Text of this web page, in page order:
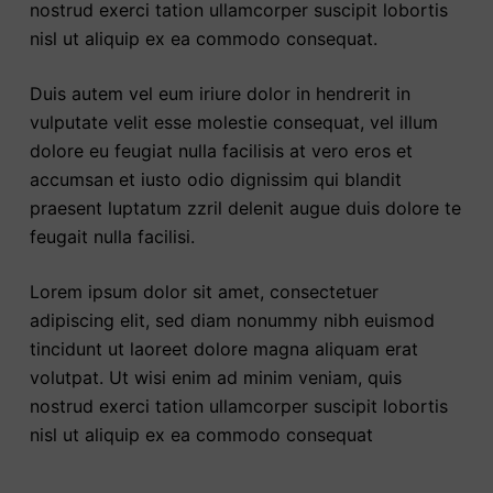
nostrud exerci tation ullamcorper suscipit lobortis
nisl ut aliquip ex ea commodo consequat.
Duis autem vel eum iriure dolor in hendrerit in
vulputate velit esse molestie consequat, vel illum
dolore eu feugiat nulla facilisis at vero eros et
accumsan et iusto odio dignissim qui blandit
praesent luptatum zzril delenit augue duis dolore te
feugait nulla facilisi.
Lorem ipsum dolor sit amet, consectetuer
adipiscing elit, sed diam nonummy nibh euismod
tincidunt ut laoreet dolore magna aliquam erat
volutpat. Ut wisi enim ad minim veniam, quis
nostrud exerci tation ullamcorper suscipit lobortis
nisl ut aliquip ex ea commodo consequat